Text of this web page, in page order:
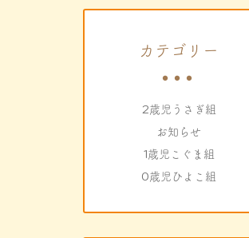
カテゴリー
2歳児うさぎ組
お知らせ
1歳児こぐま組
0歳児ひよこ組